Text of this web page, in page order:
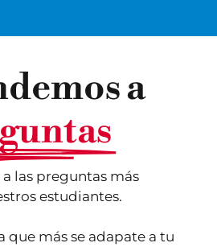
a
las preguntas más
estudiantes.
que más se adapate a tu